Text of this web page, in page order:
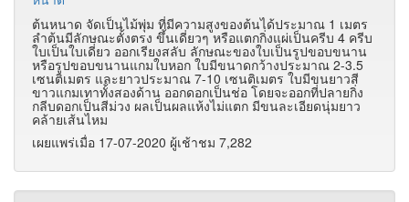
ต้นหนาด จัดเป็นไม้พุ่ม ที่มีความสูงของต้นได้ประมาณ 1 เมตร
ลำต้นมีลักษณะตั้งตรง ขึ้นเดี่ยวๆ หรือแตกกิ่งแผ่เป็นครีบ 4 ครีบ
ใบเป็นใบเดี่ยว ออกเรียงสลับ ลักษณะของใบเป็นรูปขอบขนาน
หรือรูปขอบขนานแกมใบหอก ใบมีขนาดกว้างประมาณ 2-3.5
เซนติเมตร และยาวประมาณ 7-10 เซนติเมตร ใบมีขนยาวสี
ขาวแกมเทาทั้งสองด้าน ออกดอกเป็นช่อ โดยจะออกที่ปลายกิ่ง
กลีบดอกเป็นสีม่วง ผลเป็นผลแห้งไม่แตก มีขนละเอียดนุ่มยาว
คล้ายเส้นไหม
เผยแพร่เมื่อ 17-07-2020 ผู้เช้าชม 7,282